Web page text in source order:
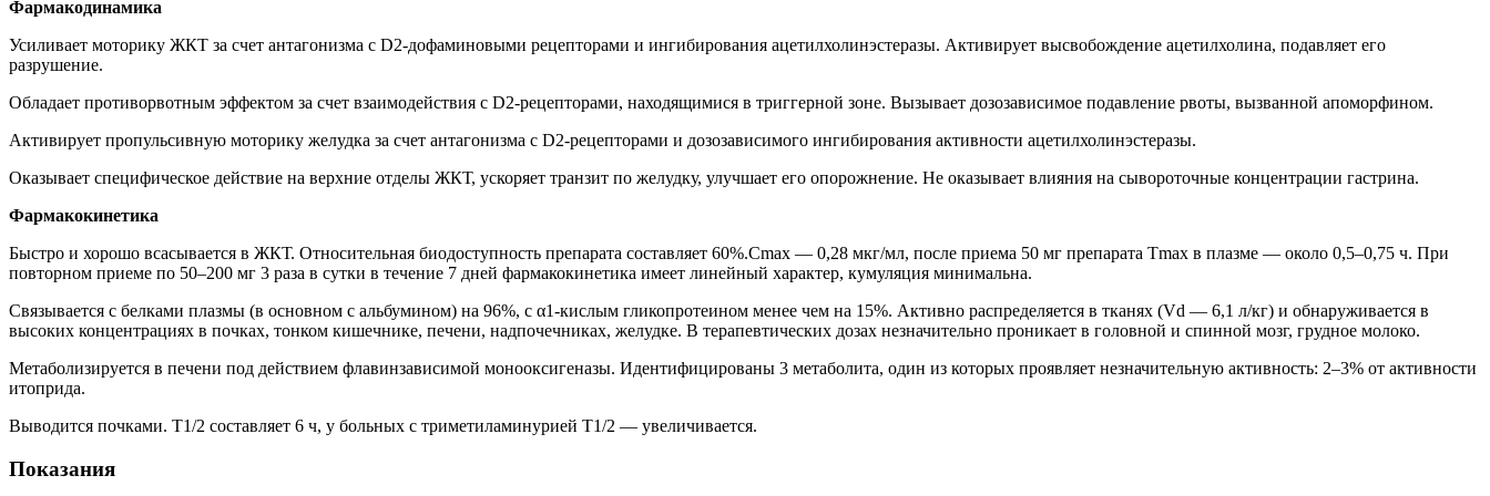
Фармакодинамика
Усиливает моторику ЖКТ за счет антагонизма с D2-дофаминовыми рецепторами и ингибирования ацетилхолинэстеразы. Активирует высвобождение ацетилхолина, подавляет его
разрушение.
Обладает противорвотным эффектом за счет взаимодействия с D2-рецепторами, находящимися в триггерной зоне. Вызывает дозозависимое подавление рвоты, вызванной апоморфином.
Активирует пропульсивную моторику желудка за счет антагонизма с D2-рецепторами и дозозависимого ингибирования активности ацетилхолинэстеразы.
Оказывает специфическое действие на верхние отделы ЖКТ, ускоряет транзит по желудку, улучшает его опорожнение. Не оказывает влияния на сывороточные концентрации гастрина.
Фармакокинетика
Быстро и хорошо всасывается в ЖКТ. Относительная биодоступность препарата составляет 60%.Cmax — 0,28 мкг/мл, после приема 50 мг препарата Tmax в плазме — около 0,5–0,75 ч. При
повторном приеме по 50–200 мг 3 раза в сутки в течение 7 дней фармакокинетика имеет линейный характер, кумуляция минимальна.
Связывается с белками плазмы (в основном с альбумином) на 96%, с α1-кислым гликопротеином менее чем на 15%. Активно распределяется в тканях (Vd — 6,1 л/кг) и обнаруживается в
высоких концентрациях в почках, тонком кишечнике, печени, надпочечниках, желудке. В терапевтических дозах незначительно проникает в головной и спинной мозг, грудное молоко.
Метаболизируется в печени под действием флавинзависимой монооксигеназы. Идентифицированы 3 метаболита, один из которых проявляет незначительную активность: 2–3% от активности
итоприда.
Выводится почками. Т1/2 составляет 6 ч, у больных с триметиламинурией Т1/2 — увеличивается.
Показания